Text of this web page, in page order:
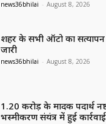
news36bhilai - August 8, 2026
शहर के सभी ऑटो का सत्यापन
जारी
news36bhilai - August 8, 2026
1.20 करोड़ के मादक पदार्थ
भस्मीकरण संयंत्र में हुई कार्रवाई